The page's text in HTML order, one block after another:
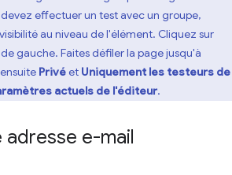
effectuer un test avec un groupe,
au niveau de l'élément. Cliquez sur
gauche. Faites défiler la page jusqu'à
Privéet Uniquement les testeurs de
actuels de l'éditeur.
e-mail